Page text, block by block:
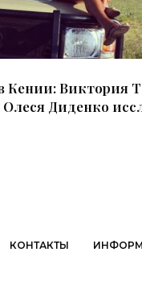
Кении: Виктория
Диденко
КОНТАКТЫ